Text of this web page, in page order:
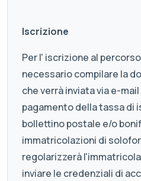
Iscrizione
Per l' iscrizione al
necessario compilare la
che verrà inviata via e-
pagamento della tassa di
bollettino postale e/o
immatricolazioni di
regolarizzerà
inviare le credenziali di